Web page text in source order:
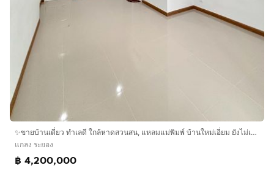
✨ขายบ้านเดี่ยว ทำเลดี ใกล้หาดสวนสน, แหลมแม่พิมพ์ บ้านใหม่เอี่ยม ยังไม่เคยเข้าอยู่ ✨
แกลง ระยอง
฿ 4,200,000